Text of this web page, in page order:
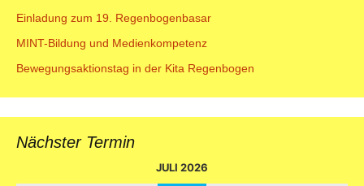
Einladung zum 19. Regenbogenbasar
MINT-Bildung und Medienkompetenz
Bewegungsaktionstag in der Kita Regenbogen
Nächster Termin
JULI 2026